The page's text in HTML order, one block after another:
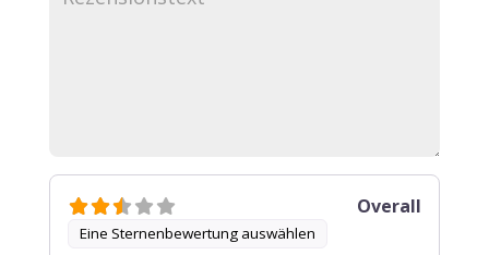
Eine Sternenbewertung auswählen
Overall